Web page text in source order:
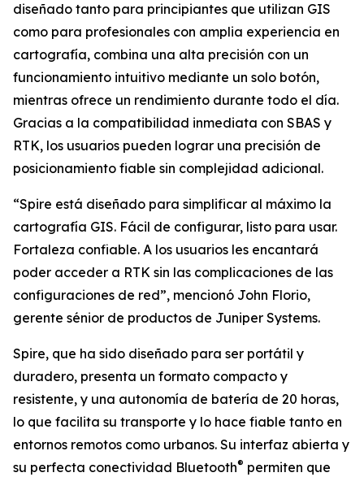
diseñado tanto para principiantes que utilizan GIS
como para profesionales con amplia experiencia en
cartografía, combina una alta precisión con un
funcionamiento intuitivo mediante un solo botón,
mientras ofrece un rendimiento durante todo el día.
Gracias a la compatibilidad inmediata con SBAS y
RTK, los usuarios pueden lograr una precisión de
posicionamiento fiable sin complejidad adicional.
“Spire está diseñado para simplificar al máximo la
cartografía GIS. Fácil de configurar, listo para usar.
Fortaleza confiable. A los usuarios les encantará
poder acceder a RTK sin las complicaciones de las
configuraciones de red”, mencionó John Florio,
gerente sénior de productos de Juniper Systems.
Spire, que ha sido diseñado para ser portátil y
duradero, presenta un formato compacto y
resistente, y una autonomía de batería de 20 horas,
lo que facilita su transporte y lo hace fiable tanto en
entornos remotos como urbanos. Su interfaz abierta y
su perfecta conectividad Bluetooth® permiten que